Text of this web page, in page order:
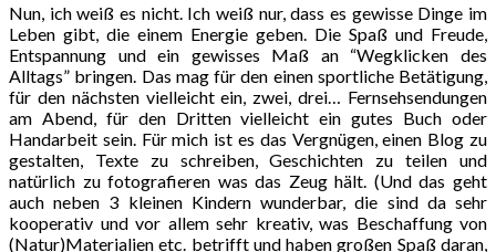
Nun, ich weiß es nicht. Ich weiß nur, dass es gewisse Dinge im
Leben gibt, die einem Energie geben. Die Spaß und Freude,
Entspannung und ein gewisses Maß an “Wegklicken des
Alltags” bringen. Das mag für den einen sportliche Betätigung,
für den nächsten vielleicht ein, zwei, drei… Fernsehsendungen
am Abend, für den Dritten vielleicht ein gutes Buch oder
Handarbeit sein. Für mich ist es das Vergnügen, einen Blog zu
gestalten, Texte zu schreiben, Geschichten zu teilen und
natürlich zu fotografieren was das Zeug hält. (Und das geht
auch neben 3 kleinen Kindern wunderbar, die sind da sehr
kooperativ und vor allem sehr kreativ, was Beschaffung von
(Natur)Materialien etc. betrifft und haben großen Spaß daran,